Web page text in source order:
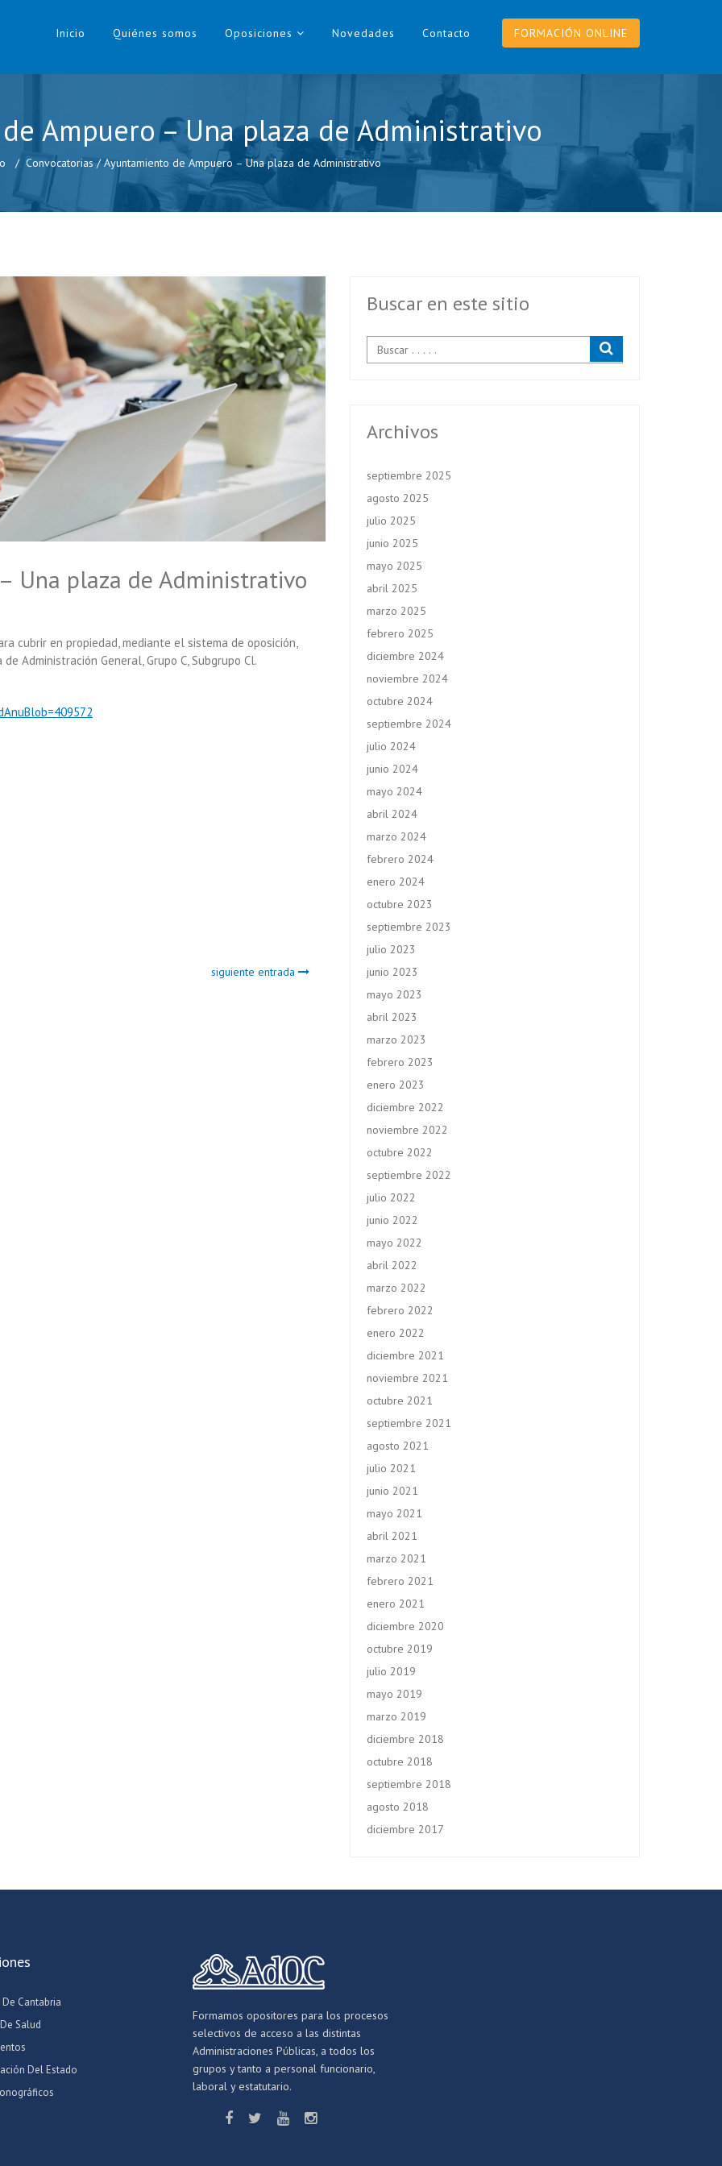
Inicio Quiénes somos Oposiciones Novedades Contacto FORMACIÓN ONLINE
Ampuero – Una plaza de Administrativo
Convocatorias /Ayuntamiento de Ampuero – Una plaza de Administrativo
Una plaza de Administrativo
cubrir en propiedad, mediante el sistema de oposición,
de Administración General, Grupo C, Subgrupo Cl.
siguiente entrada
Buscar en este sitio
Archivos
septiembre 2025
agosto 2025
julio 2025
junio 2025
mayo 2025
abril 2025
marzo 2025
febrero 2025
diciembre 2024
noviembre 2024
octubre 2024
septiembre 2024
julio 2024
junio 2024
mayo 2024
abril 2024
marzo 2024
febrero 2024
enero 2024
octubre 2023
septiembre 2023
julio 2023
junio 2023
mayo 2023
abril 2023
marzo 2023
febrero 2023
enero 2023
diciembre 2022
noviembre 2022
octubre 2022
septiembre 2022
julio 2022
junio 2022
mayo 2022
abril 2022
marzo 2022
febrero 2022
enero 2022
diciembre 2021
noviembre 2021
octubre 2021
septiembre 2021
agosto 2021
julio 2021
junio 2021
mayo 2021
abril 2021
marzo 2021
febrero 2021
enero 2021
diciembre 2020
octubre 2019
julio 2019
mayo 2019
marzo 2019
diciembre 2018
octubre 2018
septiembre 2018
agosto 2018
diciembre 2017
Cantabria
Salud
Del Estado
Formamos opositores para los procesos
selectivos de acceso a las distintas
Administraciones Públicas, a todos los
grupos y tanto a personal funcionario,
laboral y estatutario.